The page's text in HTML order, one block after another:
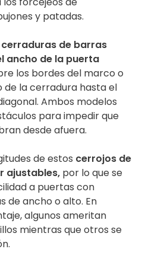
y patadas.
de barras
ancho de la puerta
los bordes del marco o
de la cerradura hasta el
Ambos modelos
para impedir que
desde afuera.
de estos cerrojos de
ajustables, por lo que se
a puertas con
de ancho o alto. En
algunos ameritan
mientras que otros se